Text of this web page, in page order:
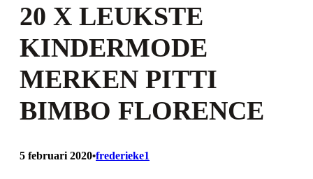
20 X LEUKSTE
KINDERMODE
MERKEN PITTI
BIMBO FLORENCE
5 februari 2020•frederieke1